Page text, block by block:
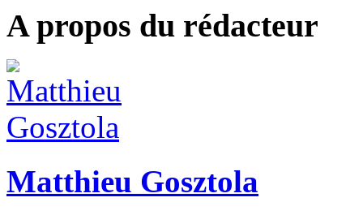
A propos du rédacteur
Matthieu Gosztola